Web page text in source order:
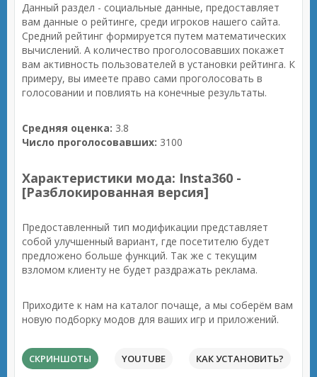
Данный раздел - социальные данные, предоставляет
вам данные о рейтинге, среди игроков нашего сайта.
Средний рейтинг формируется путем математических
вычислений. А количество проголосовавших покажет
вам активность пользователей в установки рейтинга. К
примеру, вы имеете право сами проголосовать в
голосовании и повлиять на конечные результаты.
Средняя оценка: 3.8
Число проголосовавших: 3100
Характеристики мода: Insta360 -
[Разблокированная версия]
Предоставленный тип модификации представляет
собой улучшенный вариант, где посетителю будет
предложено больше функций. Так же с текущим
взломом клиенту не будет раздражать реклама.
Приходите к нам на каталог почаще, а мы соберём вам
новую подборку модов для ваших игр и приложений.
СКРИНШОТЫ YOUTUBE КАК УСТАНОВИТЬ?